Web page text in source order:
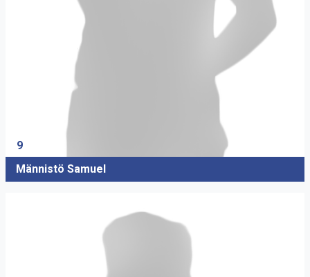
9
Männistö Samuel